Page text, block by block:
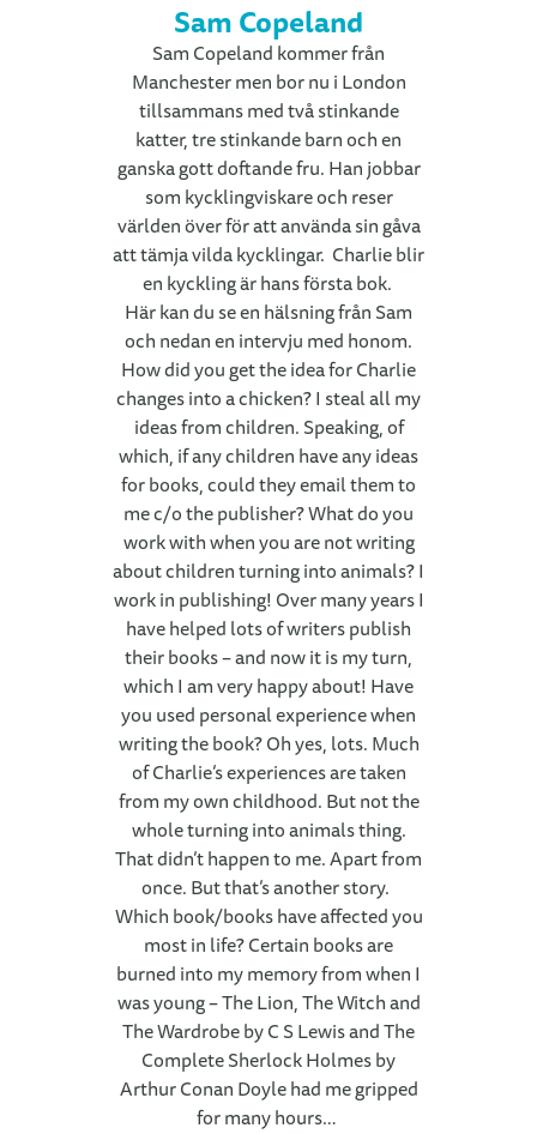
Sam Copeland
Sam Copeland kommer från
Manchester men bor nu i London
tillsammans med två stinkande
katter, tre stinkande barn och en
ganska gott doftande fru. Han jobbar
som kycklingviskare och reser
världen över för att använda sin gåva
att tämja vilda kycklingar. Charlie blir
en kyckling är hans första bok.
Här kan du se en hälsning från Sam
och nedan en intervju med honom.
How did you get the idea for Charlie
changes into a chicken? I steal all my
ideas from children. Speaking, of
which, if any children have any ideas
for books, could they email them to
me c/o the publisher? What do you
work with when you are not writing
about children turning into animals? I
work in publishing! Over many years I
have helped lots of writers publish
their books – and now it is my turn,
which I am very happy about! Have
you used personal experience when
writing the book? Oh yes, lots. Much
of Charlie’s experiences are taken
from my own childhood. But not the
whole turning into animals thing.
That didn’t happen to me. Apart from
once. But that’s another story.
Which book/books have affected you
most in life? Certain books are
burned into my memory from when I
was young – The Lion, The Witch and
The Wardrobe by C S Lewis and The
Complete Sherlock Holmes by
Arthur Conan Doyle had me gripped
for many hours…